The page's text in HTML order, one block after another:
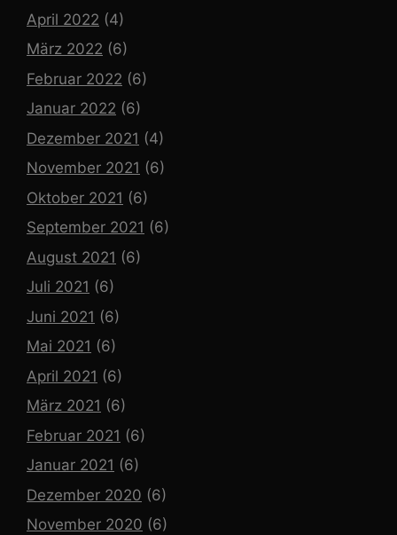
April 2022 (4)
März 2022 (6)
Februar 2022 (6)
Januar 2022 (6)
Dezember 2021 (4)
November 2021 (6)
Oktober 2021 (6)
September 2021 (6)
August 2021 (6)
Juli 2021 (6)
Juni 2021 (6)
Mai 2021 (6)
April 2021 (6)
März 2021 (6)
Februar 2021 (6)
Januar 2021 (6)
Dezember 2020 (6)
November 2020 (6)